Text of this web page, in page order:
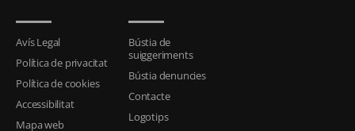
Avís Legal
Política de privacitat
Política de cookies
Accessibilitat
Mapa web
Bústia de
suiggeriments
Bústia denuncies
Contacte
Logotips